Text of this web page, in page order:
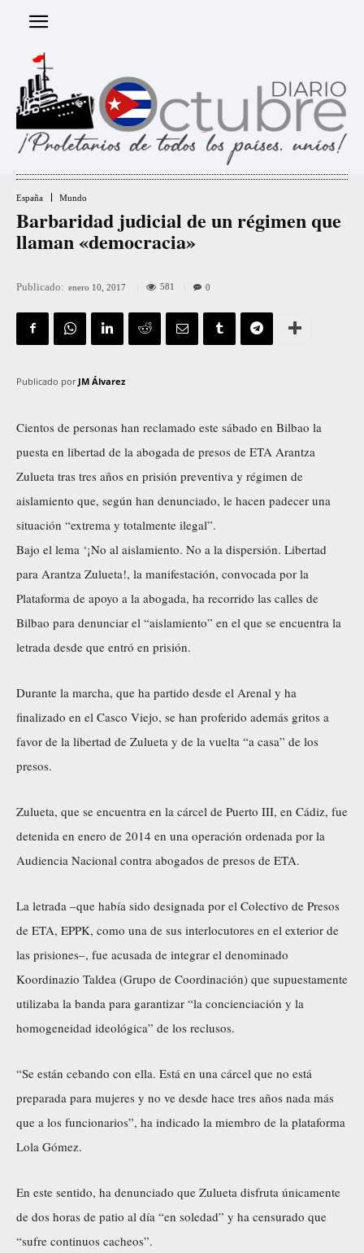
España Mundo
Barbaridad judicial de un régimen que
llaman «democracia»
Publicado: enero 10, 2017 581 0
Publicado por JM Álvarez
Cientos de personas han reclamado este sábado en Bilbao la
puesta en libertad de la abogada de presos de ETA Arantza
Zulueta tras tres años en prisión preventiva y régimen de
aislamiento que, según han denunciado, le hacen padecer una
situación “extrema y totalmente ilegal”.
Bajo el lema ‘¡No al aislamiento. No a la dispersión. Libertad
para Arantza Zulueta!, la manifestación, convocada por la
Plataforma de apoyo a la abogada, ha recorrido las calles de
Bilbao para denunciar el “aislamiento” en el que se encuentra la
letrada desde que entró en prisión.
Durante la marcha, que ha partido desde el Arenal y ha
finalizado en el Casco Viejo, se han proferido además gritos a
favor de la libertad de Zulueta y de la vuelta “a casa” de los
presos.
Zulueta, que se encuentra en la cárcel de Puerto III, en Cádiz, fue
detenida en enero de 2014 en una operación ordenada por la
Audiencia Nacional contra abogados de presos de ETA.
La letrada –que había sido designada por el Colectivo de Presos
de ETA, EPPK, como una de sus interlocutores en el exterior de
las prisiones–, fue acusada de integrar el denominado
Koordinazio Taldea (Grupo de Coordinación) que supuestamente
utilizaba la banda para garantizar “la concienciación y la
homogeneidad ideológica” de los reclusos.
“Se están cebando con ella. Está en una cárcel que no está
preparada para mujeres y no ve desde hace tres años nada más
que a los funcionarios”, ha indicado la miembro de la plataforma
Lola Gómez.
En este sentido, ha denunciado que Zulueta disfruta únicamente
de dos horas de patio al día “en soledad” y ha censurado que
“sufre continuos cacheos”.